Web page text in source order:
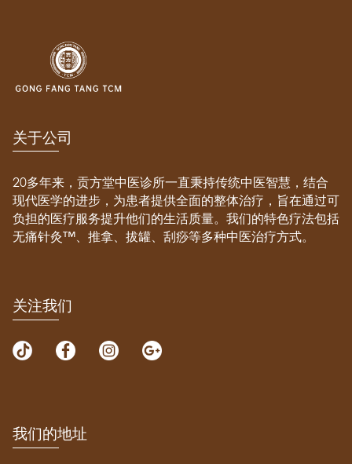
关于公司
20多年来，贡方堂中医诊所一直秉持传统中医智慧，结合
现代医学的进步，为患者提供全面的整体治疗，旨在通过可
负担的医疗服务提升他们的生活质量。我们的特色疗法包括
无痛针灸™、推拿、拔罐、刮痧等多种中医治疗方式。
关注我们
我们的地址